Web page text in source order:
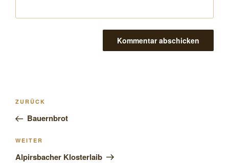
Beitragsnavigation
Vorheriger
Beitrag
ZURÜCK
Bauernbrot
Nächster
Beitrag
WEITER
Alpirsbacher Klosterlaib